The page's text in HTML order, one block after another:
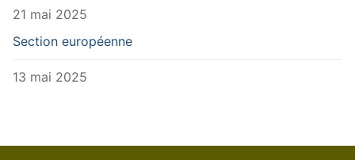
21 mai 2025
Section européenne
13 mai 2025